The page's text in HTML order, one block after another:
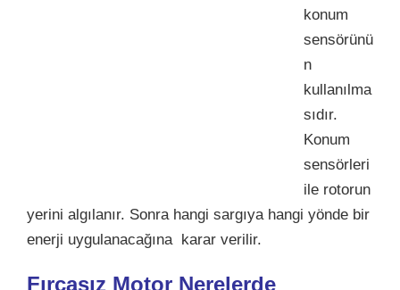
konum
sensörünü
n
kullanılma
sıdır.
Konum
sensörleri
ile rotorun
yerini algılanır. Sonra hangi sargıya hangi yönde bir
enerji uygulanacağına karar verilir.
Fırçasız Motor Nerelerde